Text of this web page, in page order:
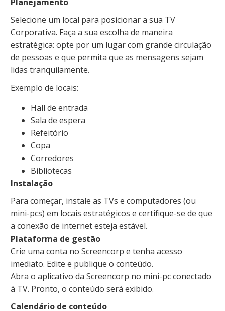
Selecione um local para posicionar a sua TV
Corporativa. Faça a sua escolha de maneira
estratégica: opte por um lugar com grande circulação
de pessoas e que permita que as mensagens sejam
lidas tranquilamente.
Exemplo de locais:
Hall de entrada
Sala de espera
Refeitório
Copa
Corredores
Bibliotecas
Instalação
Para começar, instale as TVs e computadores (ou
mini-pcs) em locais estratégicos e certifique-se de que
a conexão de internet esteja estável.
Plataforma de gestão
Crie uma conta no Screencorp e tenha acesso
imediato. Edite e publique o conteúdo.
Abra o aplicativo da Screencorp no mini-pc conectado
à TV. Pronto, o conteúdo será exibido.
Calendário de conteúdo